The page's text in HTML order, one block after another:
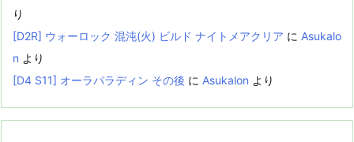
り
[D2R] ウォーロック 混沌(火) ビルド ナイトメアクリア に Asukalo
n より
[D4 S11] オーラパラディン その後 に Asukalon より